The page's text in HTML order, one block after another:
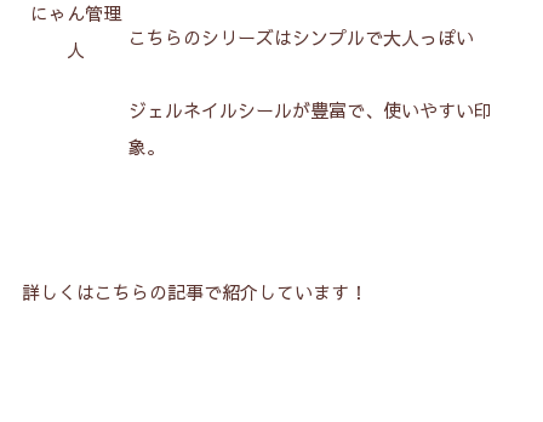
にゃん管理
人
こちらのシリーズはシンプルで大人っぽい
ジェルネイルシールが豊富で、使いやすい印
象。
詳しくはこちらの記事で紹介しています！